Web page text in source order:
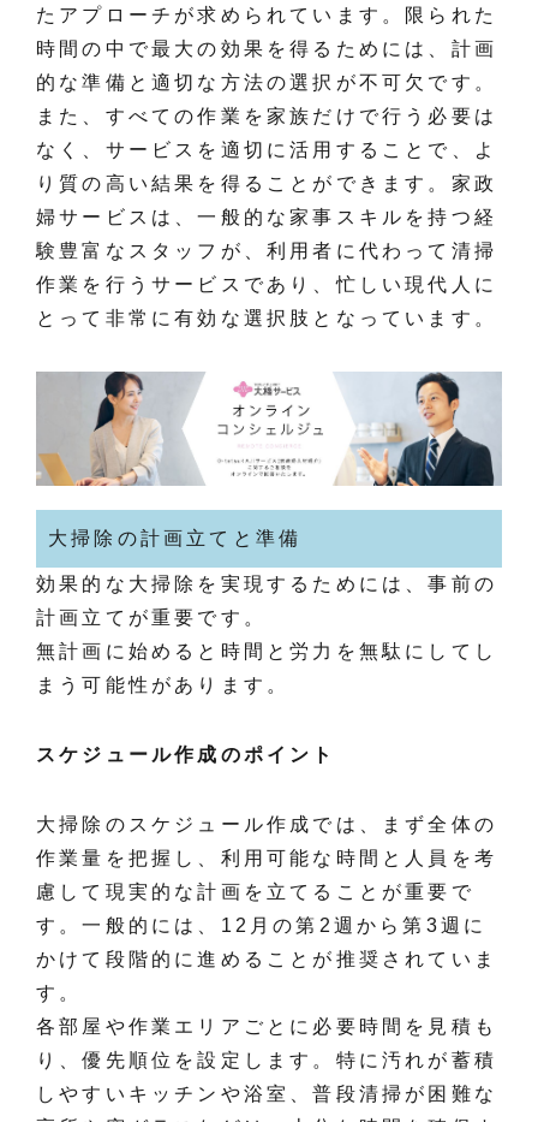
たアプローチが求められています。限られた
時間の中で最大の効果を得るためには、計画
的な準備と適切な方法の選択が不可欠です。
また、すべての作業を家族だけで行う必要は
なく、サービスを適切に活用することで、よ
り質の高い結果を得ることができます。家政
婦サービスは、一般的な家事スキルを持つ経
験豊富なスタッフが、利用者に代わって清掃
作業を行うサービスであり、忙しい現代人に
とって非常に有効な選択肢となっています。
大掃除の計画立てと準備
効果的な大掃除を実現するためには、事前の
計画立てが重要です。
無計画に始めると時間と労力を無駄にしてし
まう可能性があります。
スケジュール作成のポイント
大掃除のスケジュール作成では、まず全体の
作業量を把握し、利用可能な時間と人員を考
慮して現実的な計画を立てることが重要で
す。一般的には、12月の第2週から第3週に
かけて段階的に進めることが推奨されていま
す。
各部屋や作業エリアごとに必要時間を見積も
り、優先順位を設定します。特に汚れが蓄積
しやすいキッチンや浴室、普段清掃が困難な